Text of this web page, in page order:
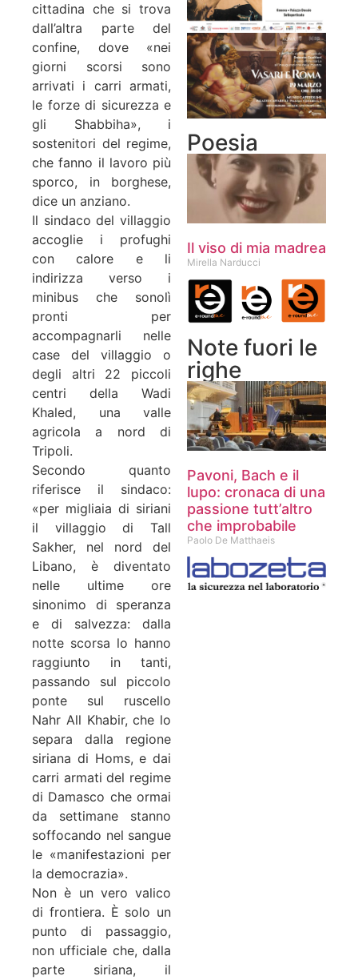
cittadina che si trova
dall’altra parte del
confine, dove «nei
giorni scorsi sono
arrivati i carri armati,
le forze di sicurezza e
gli Shabbiha», i
sostenitori del regime,
che fanno il lavoro più
sporco, in borghese,
dice un anziano.
Il sindaco del villaggio
accoglie i profughi
con calore e li
indirizza verso i
minibus che sonolì
pronti per
accompagnarli nelle
case del villaggio o
degli altri 22 piccoli
centri della Wadi
Khaled, una valle
agricola a nord di
Tripoli.
Secondo quanto
riferisce il sindaco:
«per migliaia di siriani
il villaggio di Tall
Sakher, nel nord del
Libano, è diventato
nelle ultime ore
sinonimo di speranza
e di salvezza: dalla
notte scorsa lo hanno
raggiunto in tanti,
passando sul piccolo
ponte sul ruscello
Nahr All Khabir, che lo
separa dalla regione
siriana di Homs, e dai
carri armati del regime
di Damasco che ormai
da settimane stanno
soffocando nel sangue
le «manifestazioni per
la democrazia».
Non è un vero valico
di frontiera. È solo un
punto di passaggio,
non ufficiale che, dalla
parte siriana, il
Poesia
Il viso di mia madrea
Mirella Narducci
Note fuori le
righe
Pavoni, Bach e il
lupo: cronaca di una
passione tutt’altro
che improbabile
Paolo De Matthaeis